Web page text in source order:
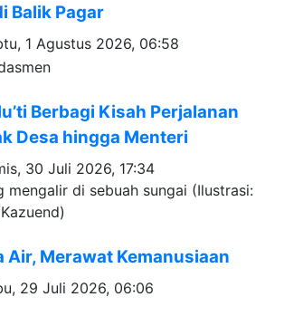
Balik Pagar
1 Agustus 2026, 06:58
Berbagi Kisah Perjalanan
Desa hingga Menteri
30 Juli 2026, 17:34
Air, Merawat Kemanusiaan
29 Juli 2026, 06:06